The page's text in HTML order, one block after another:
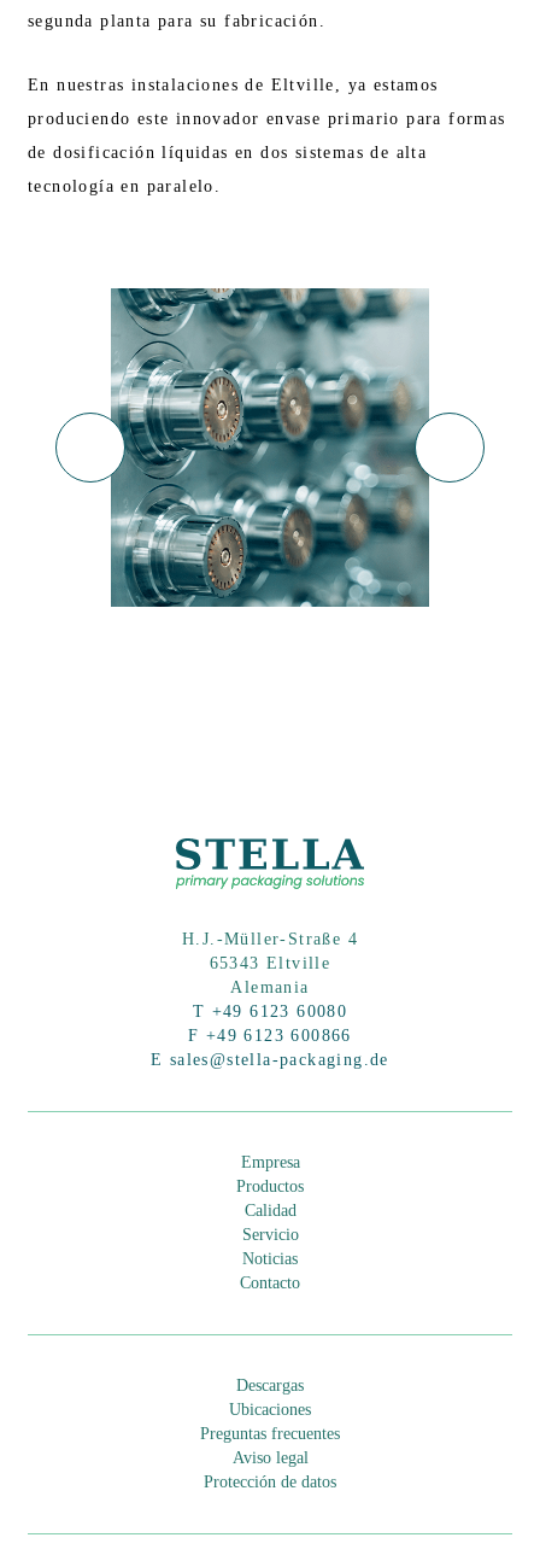
segunda planta para su fabricación.
En nuestras instalaciones de Eltville, ya estamos
produciendo este innovador envase primario para formas
de dosificación líquidas en dos sistemas de alta
tecnología en paralelo.
NUESTRA PRESENCIA EN FERIAS EN 2022
14.02.2021
Sigue leyendo
H.J.-Müller-Straße 4
65343 Eltville
Alemania
T +49 6123 60080
F +49 6123 600866
E sales@stella-packaging.de
Empresa
Productos
Calidad
Servicio
Noticias
Contacto
Descargas
Ubicaciones
Preguntas frecuentes
Aviso legal
Protección de datos